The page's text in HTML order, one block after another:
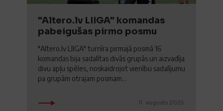
"Altero.lv LIIGA" komandas
pabeigušas pirmo posmu
"Altero.lv LIIGA" turnīra pirmajā posmā 16
komandas bija sadalītas divās grupās un aizvadīja
divu apļu spēles, noskaidrojot vienību sadalījumu
pa grupām otrajam posmam...
11. augusts 2025.